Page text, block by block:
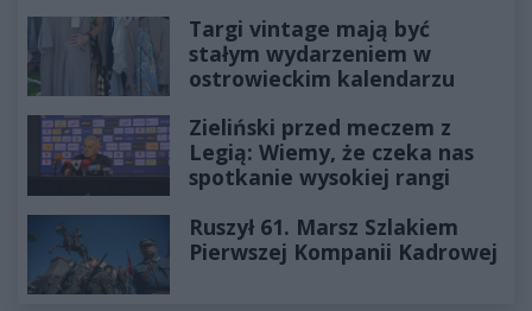
Targi vintage mają być
stałym wydarzeniem w
ostrowieckim kalendarzu
Zieliński przed meczem z
Legią: Wiemy, że czeka nas
spotkanie wysokiej rangi
Ruszył 61. Marsz Szlakiem
Pierwszej Kompanii Kadrowej